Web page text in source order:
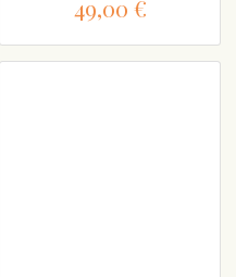
49,00 €